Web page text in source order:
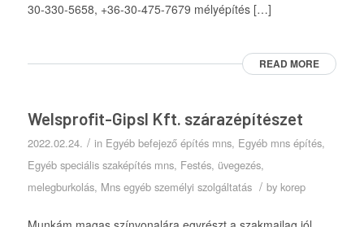
30-330-5658, +36-30-475-7679 mélyépítés […]
READ MORE
Welsprofit-Gipsl Kft. szárazépítészet
2022.02.24. / in Egyéb befejező építés mns, Egyéb mns építés,
Egyéb speciális szaképítés mns, Festés, üvegezés,
melegburkolás, Mns egyéb személyi szolgáltatás / by korep